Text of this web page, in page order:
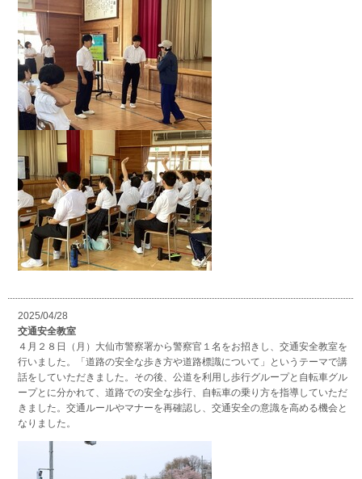
2025/04/28
交通安全教室
４月２８日（月）大仙市警察署から警察官１名をお招きし、交通安全教室を
行いました。「道路の安全な歩き方や道路標識について」というテーマで講
話をしていただきました。その後、公道を利用し歩行グループと自転車グル
ープとに分かれて、道路での安全な歩行、自転車の乗り方を指導していただ
きました。交通ルールやマナーを再確認し、交通安全の意識を高める機会と
なりました。